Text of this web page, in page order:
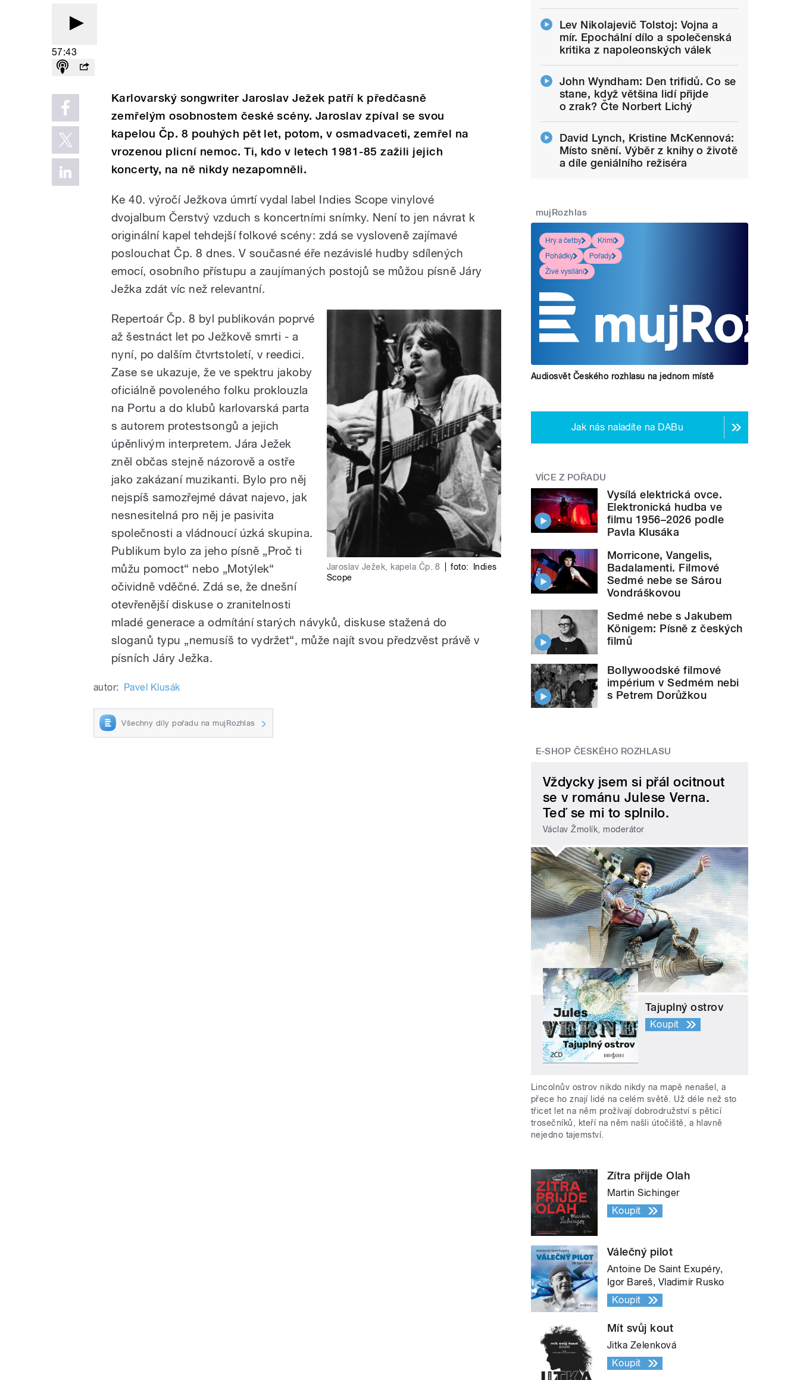
57:43
Karlovarský songwriter Jaroslav Ježek patří k předčasně
zemřelým osobnostem české scény. Jaroslav zpíval se svou
kapelou Čp. 8 pouhých pět let, potom, v osmadvaceti, zemřel na
vrozenou plicní nemoc. Ti, kdo v letech 1981-85 zažili jejich
koncerty, na ně nikdy nezapomněli.
Ke 40. výročí Ježkova úmrtí vydal label Indies Scope vinylové
dvojalbum Čerstvý vzduch s koncertními snímky. Není to jen návrat k
originální kapel tehdejší folkové scény: zdá se vysloveně zajímavé
poslouchat Čp. 8 dnes. V současné éře nezávislé hudby sdílených
emocí, osobního přístupu a zaujímaných postojů se můžou písně Járy
Ježka zdát víc než relevantní.
Jaroslav Ježek, kapela Čp. 8 foto:
Indies
Scope
Repertoár Čp. 8 byl publikován poprvé
až šestnáct let po Ježkově smrti - a
nyní, po dalším čtvrtstoletí, v reedici.
Zase se ukazuje, že ve spektru jakoby
oficiálně povoleného folku proklouzla
na Portu a do klubů karlovarská parta
s autorem protestsongů a jejich
úpěnlivým interpretem. Jára Ježek
zněl občas stejně názorově a ostře
jako zakázaní muzikanti. Bylo pro něj
nejspíš samozřejmé dávat najevo, jak
nesnesitelná pro něj je pasivita
společnosti a vládnoucí úzká skupina.
Publikum bylo za jeho písně „Proč ti
můžu pomoct“ nebo „Motýlek“
očividně vděčné. Zdá se, že dnešní
otevřenější diskuse o zranitelnosti
mladé generace a odmítání starých návyků, diskuse stažená do
sloganů typu „nemusíš to vydržet“, může najít svou předzvěst právě v
písních Járy Ježka.
autor: Pavel Klusák
Všechny díly pořadu na mujRozhlas
Lev Nikolajevič Tolstoj: Vojna a
mír. Epochální dílo a společenská
kritika z napoleonských válek
John Wyndham: Den trifidů. Co se
stane, když většina lidí přijde
o zrak? Čte Norbert Lichý
David Lynch, Kristine McKennová:
Místo snění. Výběr z knihy o životě
a díle geniálního režiséra
mujRozhlas
Hry a četby
Krimi
Pohádky
Pořady
Živé vysílání
Audiosvět Českého rozhlasu na jednom místě
Jak nás naladíte na DABu
VÍCE Z POŘADU
Vysílá elektrická ovce.
Elektronická hudba ve
filmu 1956–2026 podle
Pavla Klusáka
Morricone, Vangelis,
Badalamenti. Filmové
Sedmé nebe se Sárou
Vondráškovou
Sedmé nebe s Jakubem
Königem: Písně z českých
filmů
Bollywoodské filmové
impérium v Sedmém nebi
s Petrem Dorůžkou
E-SHOP ČESKÉHO ROZHLASU
Vždycky jsem si přál ocitnout
se v románu Julese Verna.
Teď se mi to splnilo.
Václav Žmolík, moderátor
Tajuplný ostrov
Koupit
Lincolnův ostrov nikdo nikdy na mapě nenašel, a
přece ho znají lidé na celém světě. Už déle než sto
třicet let na něm prožívají dobrodružství s pěticí
trosečníků, kteří na něm našli útočiště, a hlavně
nejedno tajemství.
Zítra přijde Olah
Martin Sichinger
Koupit
Válečný pilot
Antoine De Saint Exupéry,
Igor Bareš, Vladimír Rusko
Koupit
Mít svůj kout
Jitka Zelenková
Koupit